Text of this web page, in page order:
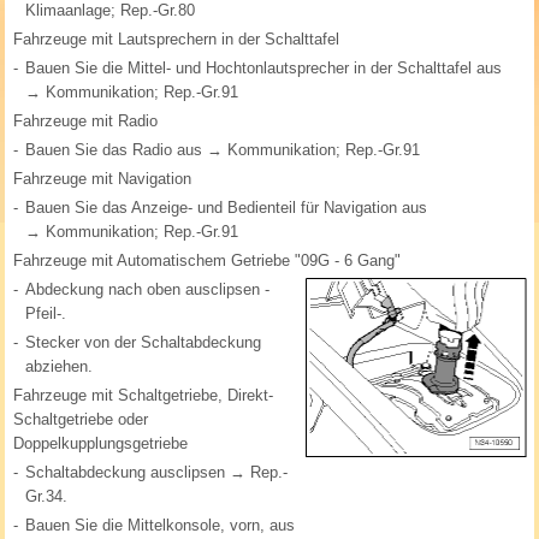
Klimaanlage; Rep.-Gr.80
Fahrzeuge mit Lautsprechern in der Schalttafel
- Bauen Sie die Mittel- und Hochtonlautsprecher in der Schalttafel aus
→ Kommunikation; Rep.-Gr.91
Fahrzeuge mit Radio
- Bauen Sie das Radio aus → Kommunikation; Rep.-Gr.91
Fahrzeuge mit Navigation
- Bauen Sie das Anzeige- und Bedienteil für Navigation aus
→ Kommunikation; Rep.-Gr.91
Fahrzeuge mit Automatischem Getriebe "09G - 6 Gang"
- Abdeckung nach oben ausclipsen -
Pfeil-.
- Stecker von der Schaltabdeckung
abziehen.
Fahrzeuge mit Schaltgetriebe, Direkt-
Schaltgetriebe oder
Doppelkupplungsgetriebe
- Schaltabdeckung ausclipsen → Rep.-
Gr.34.
- Bauen Sie die Mittelkonsole, vorn, aus